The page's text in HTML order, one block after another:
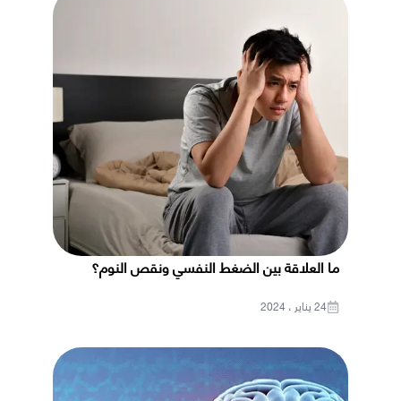
ما العلاقة بين الضغط النفسي ونقص النوم؟
24 يناير ، 2024